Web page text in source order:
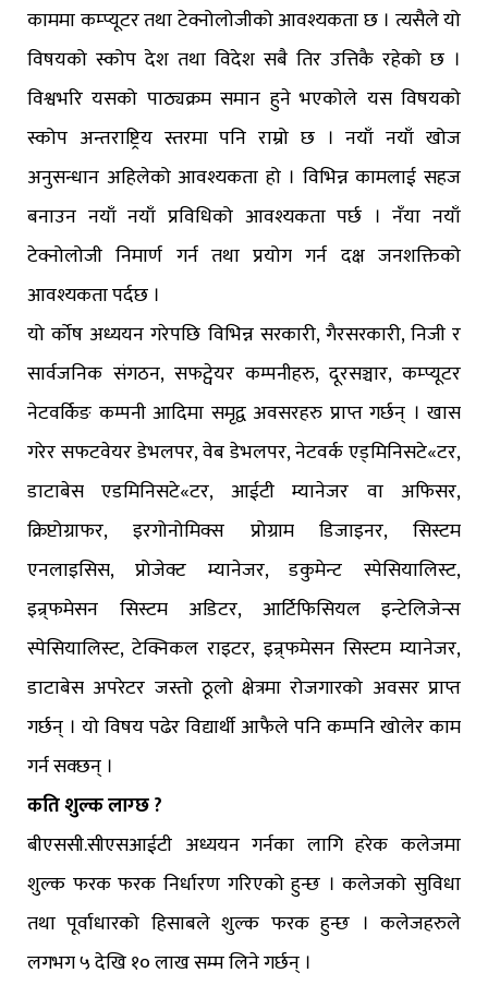
काममा कम्प्यूटर तथा टेक्नोलोजीको आवश्यकता छ । त्यसैले यो
विषयको स्कोप देश तथा विदेश सबै तिर उत्तिकै रहेको छ ।
विश्वभरि यसको पाठ्यक्रम समान हुने भएकोले यस विषयको
स्कोप अन्तराष्ट्रिय स्तरमा पनि राम्रो छ । नयाँ नयाँ खोज
अनुसन्धान अहिलेको आवश्यकता हो । विभिन्न कामलाई सहज
बनाउन नयाँ नयाँ प्रविधिको आवश्यकता पर्छ । नँया नयाँ
टेक्नोलोजी निमार्ण गर्न तथा प्रयोग गर्न दक्ष जनशक्तिको
आवश्यकता पर्दछ ।
यो र्कोष अध्ययन गरेपछि विभिन्न सरकारी, गैरसरकारी, निजी र
सार्वजनिक संगठन, सफट्वेयर कम्पनीहरु, दूरसञ्चार, कम्प्यूटर
नेटवर्किङ कम्पनी आदिमा समृद्व अवसरहरु प्राप्त गर्छन् । खास
गरेर सफटवेयर डेभलपर, वेब डेभलपर, नेटवर्क एड्मिनिसटे«टर,
डाटाबेस एडमिनिसटे«टर, आईटी म्यानेजर वा अफिसर,
क्रिप्टोग्राफर, इरगोनोमिक्स प्रोग्राम डिजाइनर, सिस्टम
एनलाइसिस, प्रोजेक्ट म्यानेजर, डकुमेन्ट स्पेसियालिस्ट,
इन्र्फमेसन सिस्टम अडिटर, आर्टिफिसियल इन्टेलिजेन्स
स्पेसियालिस्ट, टेक्निकल राइटर, इन्र्फमेसन सिस्टम म्यानेजर,
डाटाबेस अपरेटर जस्तो ठूलो क्षेत्रमा रोजगारको अवसर प्राप्त
गर्छन् । यो विषय पढेर विद्यार्थी आफैले पनि कम्पनि खोलेर काम
गर्न सक्छन् ।
कति शुल्क लाग्छ ?
बीएससी.सीएसआईटी अध्ययन गर्नका लागि हरेक कलेजमा
शुल्क फरक फरक निर्धारण गरिएको हुन्छ । कलेजको सुविधा
तथा पूर्वाधारको हिसाबले शुल्क फरक हुन्छ । कलेजहरुले
लगभग ५ देखि १० लाख सम्म लिने गर्छन् ।